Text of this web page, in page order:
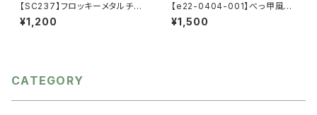
【SC237】フロッキーメタルチェ
ーンウェーブイヤリング【送料無
料】フロッキー玉 秋冬イヤリン
¥1,200
【e22-0404-001】べっ甲風イ
ヤリング 【送料無料】ブラウ
ン アイボリー
¥1,500
CATEGORY